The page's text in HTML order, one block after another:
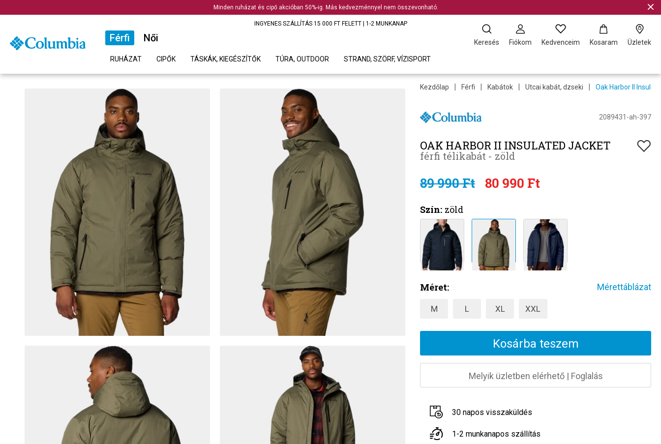
Minden ruházat és cipő akcióban 50%-ig. Más kedvezménnyel nem összevonható.
INGYENES SZÁLLÍTÁS 15 000 FT FELETT | 1-2 MUNKANAP
Férfi Női
RUHÁZAT CIPŐK TÁSKÁK, KIEGÉSZÍTŐK TÚRA, OUTDOOR STRAND, SZÖRF, VÍZISPORT
Keresés Fiókom Kedvenceim Kosaram Üzletek
Kezdőlap | Férfi | Kabátok | Utcai kabát, dzseki | Oak Harbor II
2089431-ah-397
OAK HARBOR II INSULATED JACKET
férfi télikabát - zöld
89 990 Ft 80 990 Ft
Szín: zöld
Méret: Mérettáblázat
M L XL XXL
Kosárba teszem
Melyik üzletben elérhető| Foglalás
30 napos visszaküldés
1-2 munkanapos szállítás